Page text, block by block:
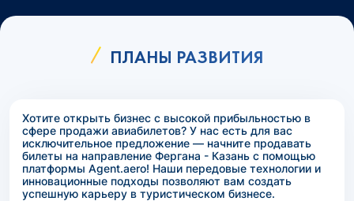
ПЛАНЫ РАЗВИТИЯ
Хотите открыть бизнес с высокой прибыльностью в
сфере продажи авиабилетов? У нас есть для вас
исключительное предложение — начните продавать
билеты на направление Фергана - Казань с помощью
платформы Agent.aero! Наши передовые технологии и
инновационные подходы позволяют вам создать
успешную карьеру в туристическом бизнесе.